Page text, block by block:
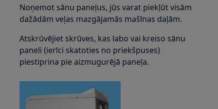
Noņemot sānu paneļus, jūs varat piekļūt visām
dažādām veļas mazgājamās mašīnas daļām.
Atskrūvējiet skrūves, kas labo vai kreiso sānu
paneli (ierīci skatoties no priekšpuses)
piestiprina pie aizmugurējā paneļa.